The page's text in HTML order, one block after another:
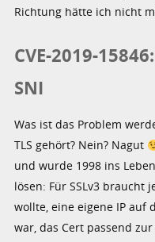
Richtung hätte ich nicht
CVE-2019-
SNI
Was ist das Problem
TLS gehört? Nein? Nagut
und wurde 1998 ins
lösen: Für SSLv3 braucht
wollte, eine eigene IP auf
war, das Cert passend